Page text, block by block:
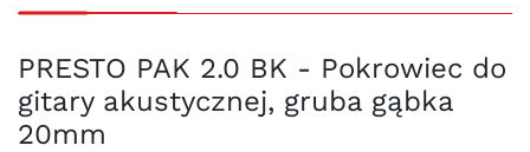
PRESTO PAK 2.0 BK - Pokrowiec do
gitary akustycznej, gruba gąbka
20mm